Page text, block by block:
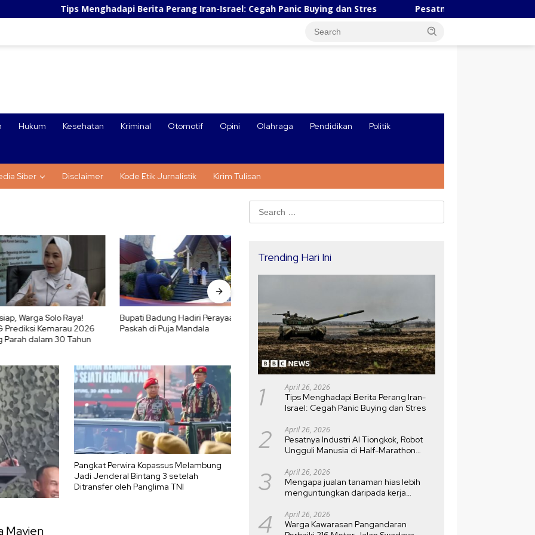
Tips Menghadapi Berita Perang Iran-Israel: Cegah Panic Buying dan Stres Pesatnya Industri AI Tiongkok, Robot
Hukum Kesehatan Kriminal Otomotif Opini Olahraga Pendidikan Politik
Siber Disclaimer Kode Etik Jurnalistik Kirim Tulisan
Warga Solo Raya!
Kemarau 2026
dalam 30 Tahun
Bupati Badung Hadiri Perayaan
Paskah di Puja Mandala
3 Bintang Korea yang Merasa
Kurang Tampan untuk Drama
Mereka, Rendah Diri?
11.189 Titik Api Terdeteksi, WALHI
Soroti Karhutla di Konsesi
Perusahaan dan Ancaman El
Nino 2026
Mayjen
Pangkat Perwira Kopassus Melambung
Jadi Jenderal Bintang 3 setelah
Ditransfer oleh Panglima TNI
Search
for:
Trending Hari Ini
1 April 26, 2026
Tips Menghadapi Berita Perang Iran-
Israel: Cegah Panic Buying dan Stres
2 April 26, 2026
Pesatnya Industri AI Tiongkok, Robot
Ungguli Manusia di Half-Marathon
3 April 26, 2026
Mengapa jualan tanaman hias lebih
menguntungkan daripada kerja
4 April 26, 2026
Warga Kawarasan Pangandaran